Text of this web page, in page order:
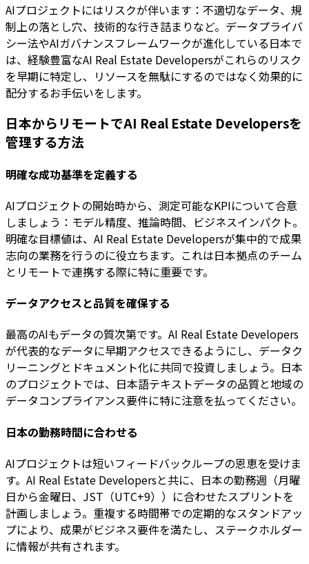
AIプロジェクトにはリスクが伴います：不適切なデータ、規
制上の落とし穴、技術的な行き詰まりなど。データプライバ
シー法やAIガバナンスフレームワークが進化している日本で
は、経験豊富なAI Real Estate Developersがこれらのリスク
を早期に特定し、リソースを無駄にするのではなく効果的に
配分するお手伝いをします。
日本からリモートでAI Real Estate Developersを
管理する方法
明確な成功基準を定義する
AIプロジェクトの開始時から、測定可能なKPIについて合意
しましょう：モデル精度、推論時間、ビジネスインパクト。
明確な目標値は、AI Real Estate Developersが集中的で成果
志向の業務を行うのに役立ちます。これは日本拠点のチーム
とリモートで連携する際に特に重要です。
データアクセスと品質を確保する
最高のAIもデータの質次第です。AI Real Estate Developers
が代表的なデータに早期アクセスできるようにし、データク
リーニングとドキュメント化に共同で投資しましょう。日本
のプロジェクトでは、日本語テキストデータの品質と地域の
データコンプライアンス要件に特に注意を払ってください。
日本の勤務時間に合わせる
AIプロジェクトは短いフィードバックループの恩恵を受けま
す。AI Real Estate Developersと共に、日本の勤務週（月曜
日から金曜日、JST（UTC+9））に合わせたスプリントを
計画しましょう。重複する時間帯での定期的なスタンドアッ
プにより、成果がビジネス要件を満たし、ステークホルダー
に情報が共有されます。